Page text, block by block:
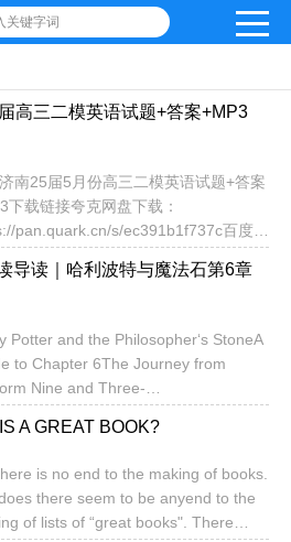
关键字词
高三二模英语试题+答案+MP3
南25届5月份高三二模英语试题+答案
下载链接夸克网盘下载：
pan.quark.cn/s/ec391b1f737c百度网
pan.baidu.com/s/1sF2bqIh8IiJ3i0-
2025届高三下学期各地高考模拟试题2-
358套全科合集免费下载英语试题｜山
年11月高一上学期期中考试英语试
导读｜哈利波特与魔法石第6章
Potter and the Philosopher‘s StoneA
to Chapter 6The Journey from
Nine and Three-
family at King's Cross Station and
Hogwarts Express, he shares a c...
A GREAT BOOK?
is no end to the making of books.
there seem to be anyend to the
of lists of “great books". There